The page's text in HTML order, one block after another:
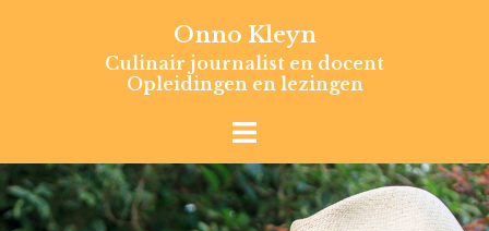
Onno Kleyn
Culinair journalist en docent
Opleidingen en lezingen